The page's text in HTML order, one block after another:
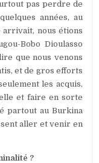
pas perdre de
années, au
arrivait, nous étions
Bobo Dioulasso
que nous venons
et de gros efforts
les acquis,
et faire en sorte
partout au Burkina
aller et venir en
?